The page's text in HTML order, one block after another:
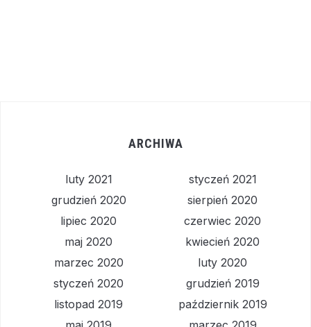
ARCHIWA
luty 2021
styczeń 2021
grudzień 2020
sierpień 2020
lipiec 2020
czerwiec 2020
maj 2020
kwiecień 2020
marzec 2020
luty 2020
styczeń 2020
grudzień 2019
listopad 2019
październik 2019